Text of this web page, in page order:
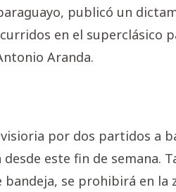
publicó un
en el superclásico
Aranda.
por dos partidos a
este fin de semana.
se prohibirá en la